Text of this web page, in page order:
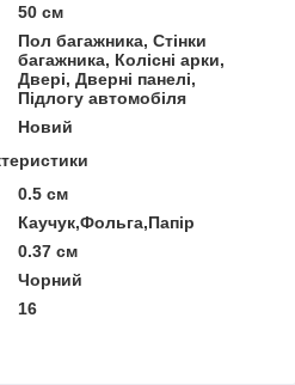
50 см
Пол багажника, Стінки
багажника, Колісні арки,
Двері, Дверні панелі,
Підлогу автомобіля
Новий
0.5 см
Каучук,Фольга,Папір
0.37 см
Чорний
16